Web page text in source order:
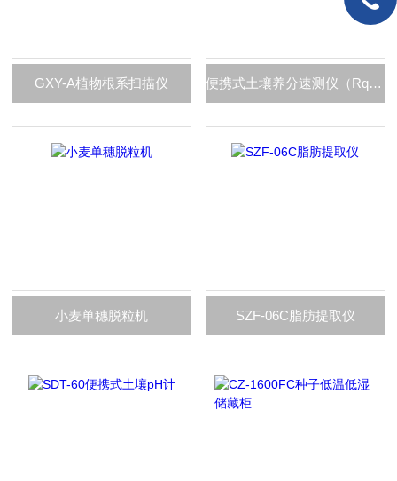
GXY-A植物根系扫描仪 便携式土壤养分速测仪（Rqfiex）
小麦单穗脱粒机 SZF-06C脂肪提取仪